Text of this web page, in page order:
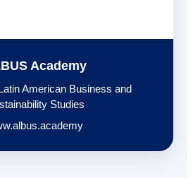
Academy
American Business and
Studies